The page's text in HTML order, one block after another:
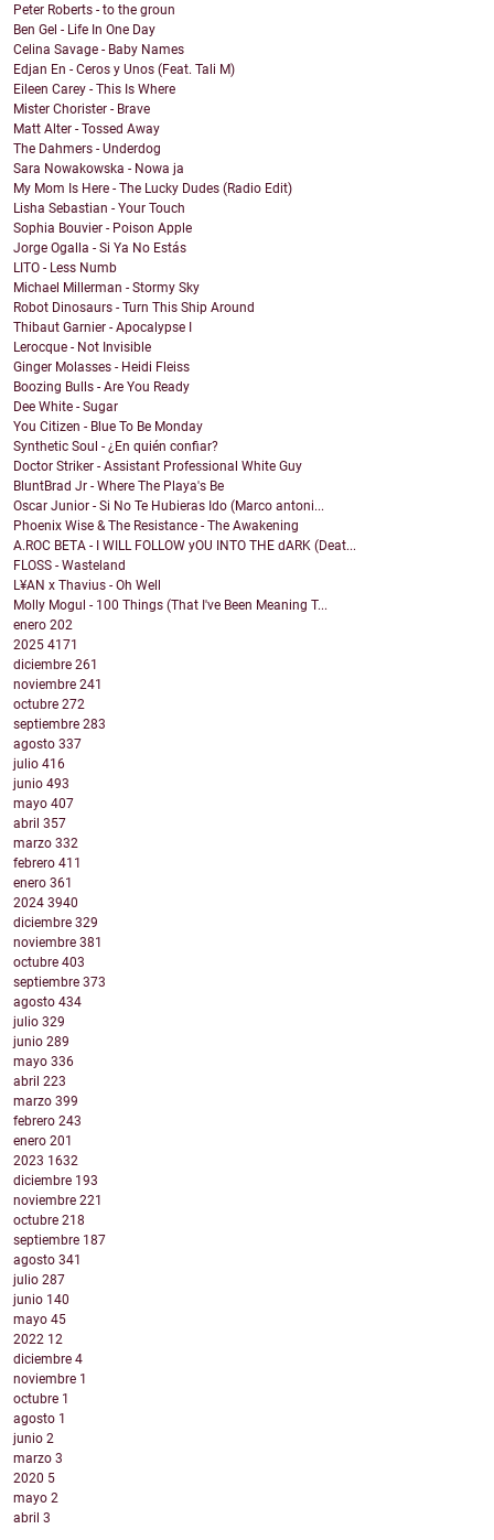
Peter Roberts - to the groun
Ben Gel - Life In One Day
Celina Savage - Baby Names
Edjan En - Ceros y Unos (Feat. Tali M)
Eileen Carey - This Is Where
Mister Chorister - Brave
Matt Alter - Tossed Away
The Dahmers - Underdog
Sara Nowakowska - Nowa ja
My Mom Is Here - The Lucky Dudes (Radio Edit)
Lisha Sebastian - Your Touch
Sophia Bouvier - Poison Apple
Jorge Ogalla - Si Ya No Estás
LITO - Less Numb
Michael Millerman - Stormy Sky
Robot Dinosaurs - Turn This Ship Around
Thibaut Garnier - Apocalypse I
Lerocque - Not Invisible
Ginger Molasses - Heidi Fleiss
Boozing Bulls - Are You Ready
Dee White - Sugar
You Citizen - Blue To Be Monday
Synthetic Soul - ¿En quién confiar?
Doctor Striker - Assistant Professional White Guy
BluntBrad Jr - Where The Playa's Be
Oscar Junior - Si No Te Hubieras Ido (Marco antoni...
Phoenix Wise & The Resistance - The Awakening
A.ROC BETA - I WILL FOLLOW yOU INTO THE dARK (Deat...
FLOSS - Wasteland
L¥AN x Thavius - Oh Well
Molly Mogul - 100 Things (That I've Been Meaning T...
enero 202
2025 4171
diciembre 261
noviembre 241
octubre 272
septiembre 283
agosto 337
julio 416
junio 493
mayo 407
abril 357
marzo 332
febrero 411
enero 361
2024 3940
diciembre 329
noviembre 381
octubre 403
septiembre 373
agosto 434
julio 329
junio 289
mayo 336
abril 223
marzo 399
febrero 243
enero 201
2023 1632
diciembre 193
noviembre 221
octubre 218
septiembre 187
agosto 341
julio 287
junio 140
mayo 45
2022 12
diciembre 4
noviembre 1
octubre 1
agosto 1
junio 2
marzo 3
2020 5
mayo 2
abril 3